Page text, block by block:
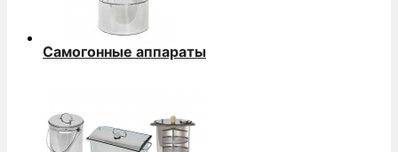
Самогонные аппараты